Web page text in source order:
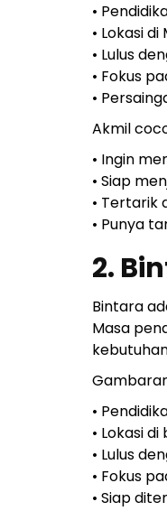
•
• Lokasi
• Lulus
• Fokus
•
Akmil
• Ingin
• Siap
• Tertarik
• Punya
2.
Bintara
Masa
•
• Lokasi
• Lulus
• Fokus
• Siap